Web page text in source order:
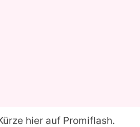
hier auf Promiflash.